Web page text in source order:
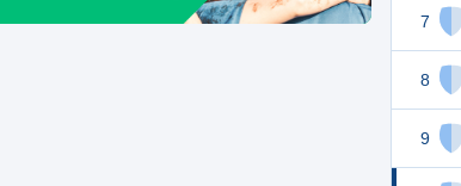
7
8
9